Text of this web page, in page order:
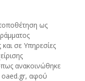
ως
σε Υπηρεσίες
ανακοινώθηκε
oaed.gr, αφού